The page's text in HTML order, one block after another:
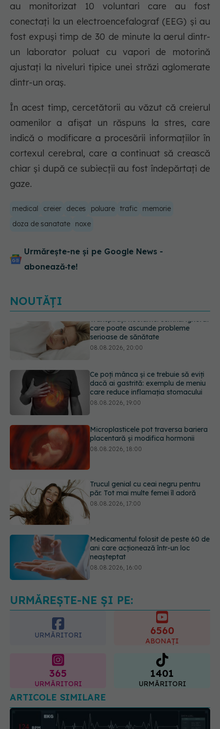
au monitorizat 10 voluntari care au fost
conectați la un electroencefalograf (EEG) și au
fost expuși timp de 30 de minute la aerul dintr-
un laborator poluat cu vapori de motorină
ajustați la niveluri tipice unei străzi aglomerate
dintr-un oraș.
În acest timp, cercetătorii au văzut că creierul
oamenilor a afișat un răspuns la stres, care
indică o modificare a procesării informațiilor în
cortexul cerebral, care a continuat să crească
chiar și după ce subiecții au fost îndepărtați de
gaze.
medical creier deces poluare trafic
memorie
doza de sanatate
noxe
Urmărește-ne și pe Google News -
abonează‑te!
NOUTĂȚI
Ce poți mânca și ce trebuie să eviți
dacă ai gastrită: exemplu de meniu
care reduce inflamația stomacului
Microplasticele pot traversa bariera
placentară și modifica hormonii
Trucul genial cu ceai negru pentru
păr. Tot mai multe femei îl adoră
Medicamentul folosit de peste 60 de
ani care acționează într-un loc
Transpirații nocturne: semnul ignorat
care poate ascunde probleme
serioase de sănătate
URMĂREȘTE-NE ȘI PE:
URMĂRITORI 6560
ABONAȚI
365
URMĂRITORI
1401
URMĂRITORI
ARTICOLE SIMILARE